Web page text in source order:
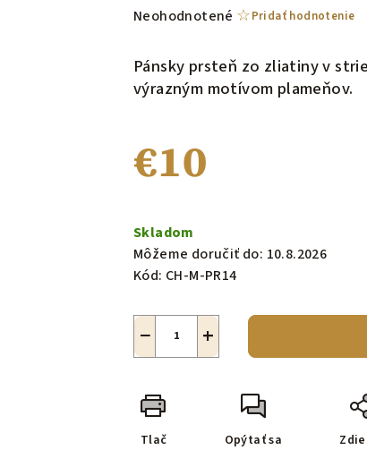
Priemerné
produktu
je
0,0
hviezdičiek.
Neohodnotené Pridať hodnotenie
Pánsky prsteň zo zliatiny v
výrazným motívom plameňov.
€10
cena:
Skladom
Môžeme doručiť do: 10.8.2026
Kód: CH-M-PR14
+
−
Tlač Opýtať sa